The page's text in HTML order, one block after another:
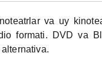
va uy
formati. DVD va